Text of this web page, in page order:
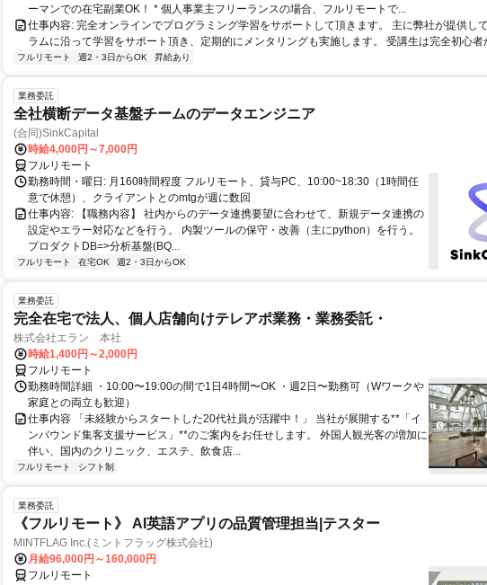
ーマンでの在宅副業OK！ * 個人事業主フリーランスの場合、フルリモートで...
仕事内容: 完全オンラインでプログラミング学習をサポートして頂きます。 主に弊社が提供し
ラムに沿って学習をサポート頂き、定期的にメンタリングも実施します。 受講生は完全初心者
フルリモート 週2・3日からOK 昇給あり
業務委託
全社横断データ基盤チームのデータエンジニア
(合同)SinkCapital
時給4,000円～7,000円
フルリモート
勤務時間・曜日: 月160時間程度 フルリモート、貸与PC、10:00~18:30（1時間任
意で休憩）、クライアントとのmtgが週に数回
仕事内容: 【職務内容】 社内からのデータ連携要望に合わせて、新規データ連携の
設定やエラー対応などを行う。 内製ツールの保守・改善（主にpython）を行う。
プロダクトDB=>分析基盤(BQ...
フルリモート 在宅OK 週2・3日からOK
業務委託
完全在宅で法人、個人店舗向けテレアポ業務・業務委託・
株式会社エラン 本社
時給1,400円～2,000円
フルリモート
勤務時間詳細 ・10:00〜19:00の間で1日4時間〜OK ・週2日〜勤務可（Wワークや
家庭との両立も歓迎）
仕事内容 「未経験からスタートした20代社員が活躍中！」 当社が展開する**「イ
ンバウンド集客支援サービス」**のご案内をお任せします。 外国人観光客の増加に
伴い、国内のクリニック、エステ、飲食店...
フルリモート シフト制
業務委託
《フルリモート》 AI英語アプリの品質管理担当|テスター
MINTFLAG Inc.(ミントフラッグ株式会社)
月給96,000円～160,000円
フルリモート